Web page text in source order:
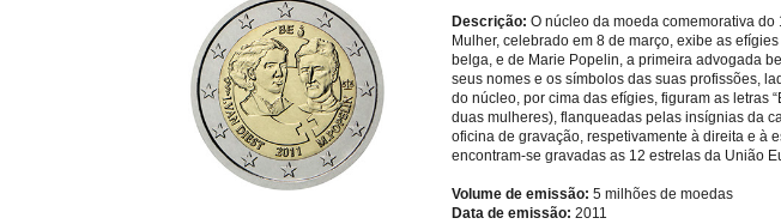
Descrição: O núcleo da moeda comemorativa
Mulher, celebrado em 8 de março, exibe as
belga, e de Marie Popelin, a primeira advogada
seus nomes e os símbolos das suas profissões,
do núcleo, por cima das efígies, figuram as letras
duas mulheres), flanqueadas pelas insígnias da
oficina de gravação, respetivamente à direita e à
encontram-se gravadas as 12 estrelas da União
Volume de emissão: 5 milhões de moedas
Data de emissão: 2011